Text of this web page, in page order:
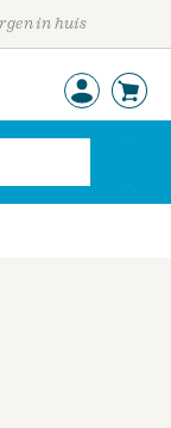
in huis